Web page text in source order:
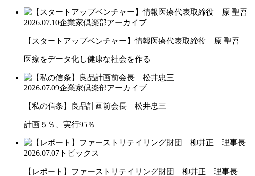
2026.07.10企業家倶楽部アーカイブ
【スタートアップベンチャー】情報医療代表取締役 原 聖吾
医療をデータ化し健康な社会を作る
2026.07.09企業家倶楽部アーカイブ
【私の信条】良品計画前会長 松井忠三
計画５％、実行95％
2026.07.07 トピックス
【レポート】ファーストリテイリング財団 柳井正 理事長